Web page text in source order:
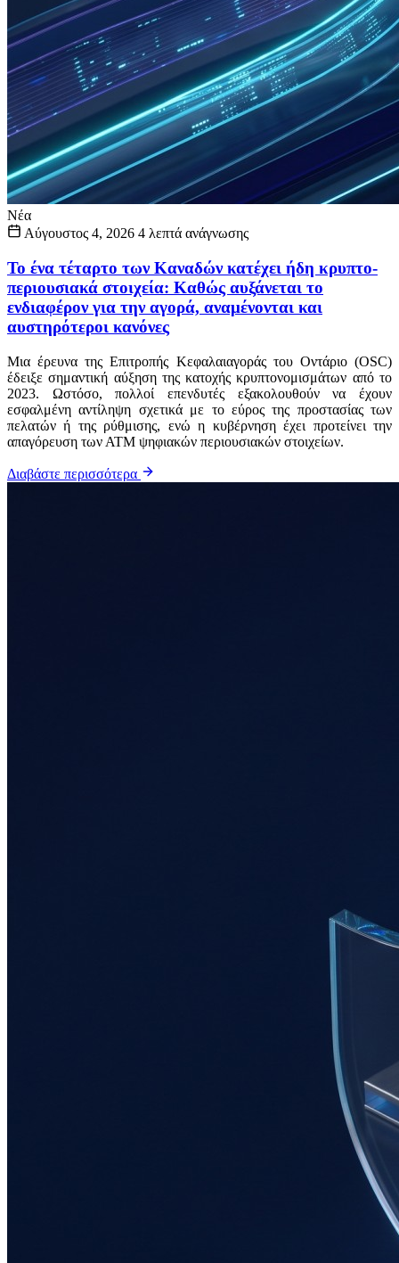
Νέα
Αύγουστος 4, 2026 4 λεπτά ανάγνωσης
Το ένα τέταρτο των Καναδών κατέχει ήδη κρυπτο-
περιουσιακά στοιχεία: Καθώς αυξάνεται το
ενδιαφέρον για την αγορά, αναμένονται και
αυστηρότεροι κανόνες
Μια έρευνα της Επιτροπής Κεφαλαιαγοράς του Οντάριο (OSC)
έδειξε σημαντική αύξηση της κατοχής κρυπτονομισμάτων από το
2023. Ωστόσο, πολλοί επενδυτές εξακολουθούν να έχουν
εσφαλμένη αντίληψη σχετικά με το εύρος της προστασίας των
πελατών ή της ρύθμισης, ενώ η κυβέρνηση έχει προτείνει την
απαγόρευση των ΑΤΜ ψηφιακών περιουσιακών στοιχείων.
Διαβάστε περισσότερα